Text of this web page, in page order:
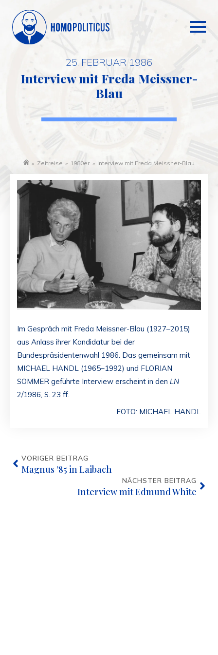
25. FEBRUAR 1986
Interview mit Freda Meissner-
Blau
» Zeitreise » 1980er » Interview mit Freda Meissner-Blau
Im Gespräch mit Freda Meissner-Blau (1927–2015)
aus Anlass ihrer Kandidatur bei der
Bundespräsidentenwahl 1986. Das gemeinsam mit
MICHAEL HANDL (1965–1992) und FLORIAN
SOMMER geführte Interview erscheint in den LN
2/1986, S. 23 ff.
FOTO: MICHAEL HANDL
VORIGER BEITRAG
Magnus ’85 in Laibach
NÄCHSTER BEITRAG
Interview mit Edmund White